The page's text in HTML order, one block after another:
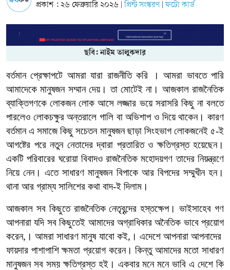
প্রকাশ : ২৬ ফেব্রুয়ারি ২০২৬ প্রিন্ট সংস্করণ ফটো কার্ড
ছবি: নাইম তালুকদার
বর্তমান প্রেক্ষাপটে আমরা যারা রাজনীতি করি । আমরা ভাবতে পারি
আমাদেকে মানুষজন সম্মান দেয়। তা মোটেই না। আজকাল রাজনৈতিক
ব্যাক্তিগণকে লোকজন লোক আসে লজ্জার ভয়ে সরাসরি কিছু না বলতে
পারলেও লোকচক্ষুর অন্তরালে গালি বা অভিশাপ ও দিয়ে থাকেন। কারণ
বর্তমান এ সমাজে কিছু সচেতন মানুষজন ছাড়া সিংহভাগ লোকজনেই ৫-ই
আগষ্টের পরে নতুন নেতাদের দ্বারা প্রতারিত ও ক্ষতিগ্রস্ত হয়েছেন।
একটি পরিবারের ঘরোয়া বিবাদও রাজনৈতিক মহোদয়গণ তাদের নিয়ন্ত্রণে
নিয়ে নেন। এতে সাধারণ মানুষজন বিপাকে আর বিপদের সম্মুখীন হন।
থানা আর গ্রাম্য সালিশের কথা বাদ-ই দিলাম।
আজকাল সব কিছুতে রাজনৈতিক নেতৃবৃন্দের হস্তক্ষেপ। ভাইসাহেব গণ
আপনারা যদি সব কিছুতেই আমাদের অগ্রাধিকার অনৈতিক ভাবে প্রয়োগ
করেন,। আমরা সাধারণ মানুষ যাবো কই,। এদেশে আপনারা আপনাদের
ফায়দার পাশাপাশি ক্ষমতা প্রয়োগ করেন। কিন্তু আমাদের মতো সাধারণ
মানুষজন সব সময় ক্ষতিগ্রস্ত হই। একবার মনে মনে ভাবি এ দেশে কি